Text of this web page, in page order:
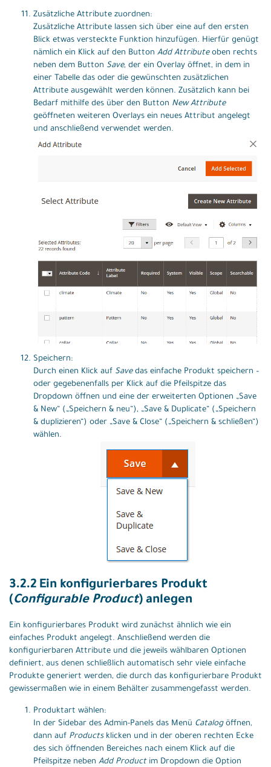
Zusätzliche Attribute zuordnen:
Zusätzliche Attribute lassen sich über eine auf den ersten
Blick etwas versteckte Funktion hinzufügen. Hierfür genügt
nämlich ein Klick auf den Button Add Attributeoben rechts
neben dem Button Save, der ein Overlay öffnet, in dem in
einer Tabelle das oder die gewünschten zusätzlichen
Attribute ausgewählt werden können. Zusätzlich kann bei
Bedarf mithilfe des über den Button New Attribute
geöffneten weiteren Overlays ein neues Attribut angelegt
und anschließend verwendet werden.
Speichern:
Durch einen Klick auf Savedas einfache Produkt speichern –
oder gegebenenfalls per Klick auf die Pfeilspitze das
Dropdown öffnen und eine der erweiterten Optionen „Save
& New“ („Speichern & neu“), „Save & Duplicate“ („Speichern
& duplizieren“) oder „Save & Close“ („Speichern & schließen“)
wählen.
3.2.2 Ein konfigurierbares Produkt
(Configurable Product) anlegen
Ein konfigurierbares Produkt wird zunächst ähnlich wie ein
einfaches Produkt angelegt. Anschließend werden die
konfigurierbaren Attribute und die jeweils wählbaren Optionen
definiert, aus denen schließlich automatisch sehr viele einfache
Produkte generiert werden, die durch das konfigurierbare Produkt
gewissermaßen wie in einem Behälter zusammengefasst werden.
Produktart wählen:
In der Sidebar des Admin-Panels das Menü Catalogöffnen,
dann auf Productsklicken und in der oberen rechten Ecke
des sich öffnenden Bereiches nach einem Klick auf die
Pfeilspitze neben Add Productim Dropdown die Option